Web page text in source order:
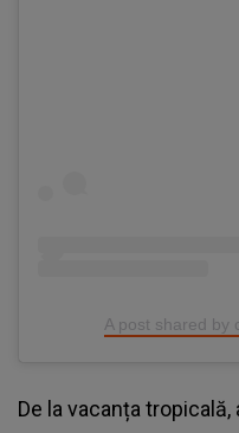
A post shared by
De la vacanța